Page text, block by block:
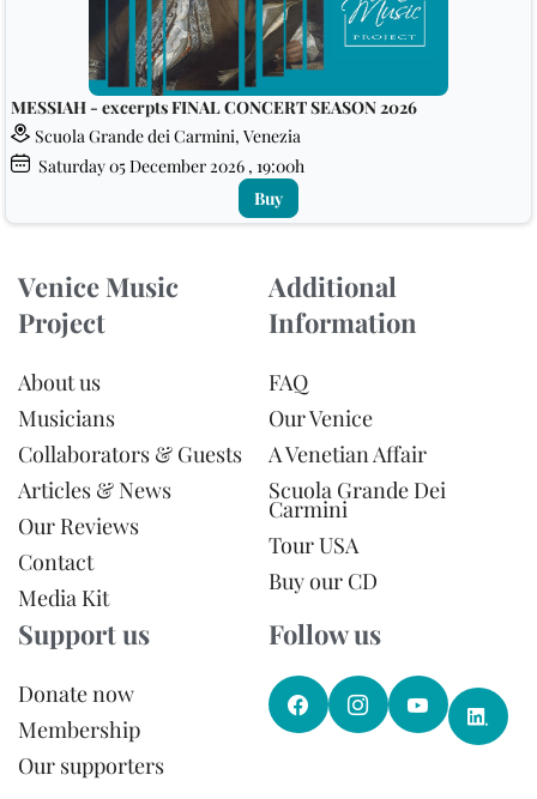
MESSIAH - excerpts FINAL CONCERT SEASON 2026
Scuola Grande dei Carmini, Venezia
Saturday05December 2026 , 19:00h
Buy
Venice Music
Project
About us
Musicians
Collaborators & Guests
Articles & News
Our Reviews
Contact
Media Kit
Additional
Information
FAQ
Our Venice
A Venetian Affair
Scuola Grande Dei
Carmini
Tour USA
Buy our CD
Support us
Donate now
Membership
Our supporters
Follow us